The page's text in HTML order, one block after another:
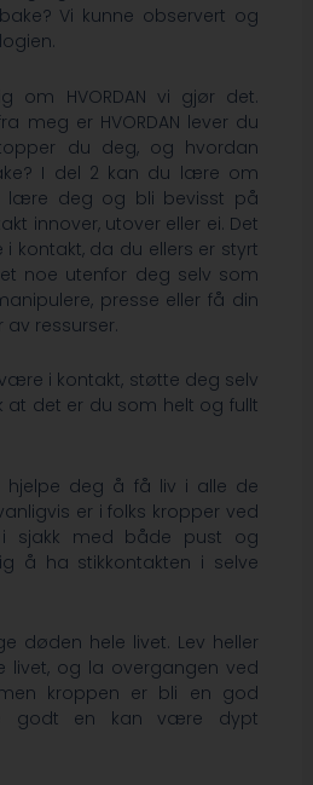
Vi kunne observert og
om HVORDAN vi gjør det.
meg er HVORDAN lever du
du deg, og hvordan
I del 2 kan du lære om
lære deg og bli bevisst på
innover, utover eller ei. Det
kontakt, da du ellers er styrt
noe utenfor deg selv som
presse eller få din
av ressurser.
i kontakt, støtte deg selv
at det er du som helt og fullt
hjelpe deg å få liv i alle de
er i folks kropper ved
sjakk med både pust og
å ha stikkontakten i selve
døden hele livet. Lev heller
livet, og la overgangen ved
kroppen er bli en god
godt en kan være dypt